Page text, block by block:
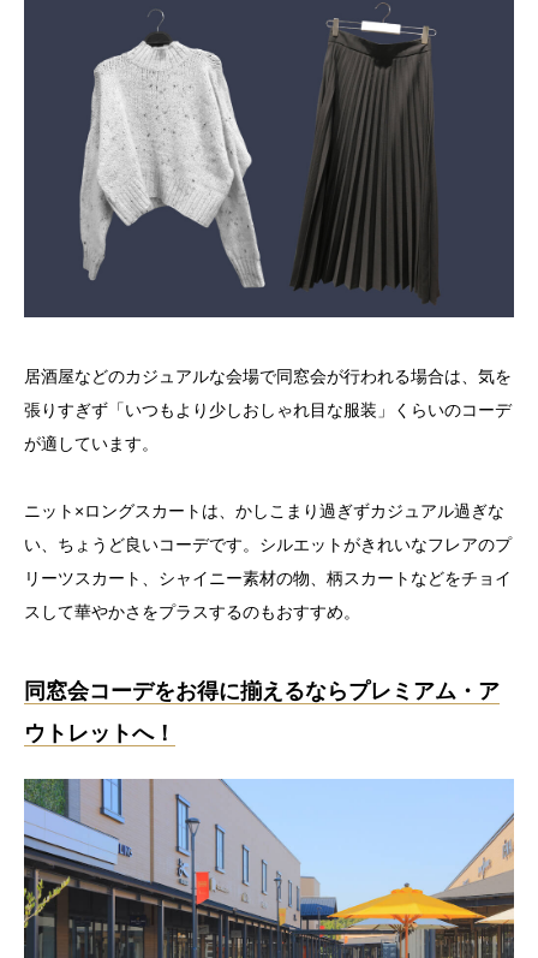
居酒屋などのカジュアルな会場で同窓会が行われる場合は、気を
張りすぎず「いつもより少しおしゃれ目な服装」くらいのコーデ
が適しています。
ニット×ロングスカートは、かしこまり過ぎずカジュアル過ぎな
い、ちょうど良いコーデです。シルエットがきれいなフレアのプ
リーツスカート、シャイニー素材の物、柄スカートなどをチョイ
スして華やかさをプラスするのもおすすめ。
同窓会コーデをお得に揃えるならプレミアム・ア
ウトレットへ！